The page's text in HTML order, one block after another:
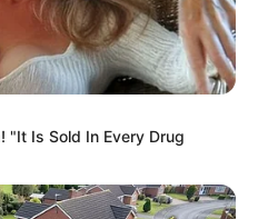
That Give Us
"It Is Sold In Every Drug